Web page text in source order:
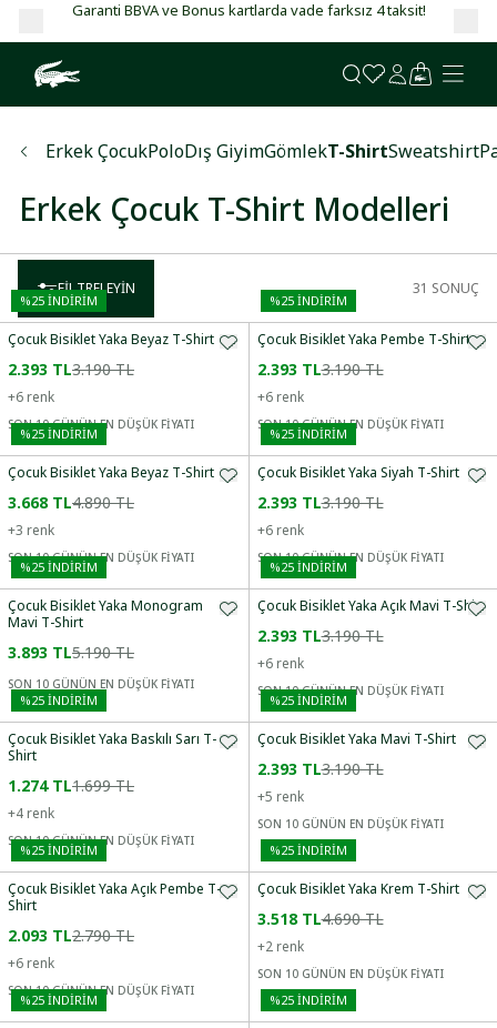
Garanti BBVA ve Bonus kartlarda vade farksız 4 taksit!
Erkek ÇocukPoloDış GiyimGömlekT-ShirtSweatshirt
Erkek Çocuk T-Shirt Modelleri
FILTRELEYIN 31 SONUÇ
%25 İNDİRİM
Çocuk Bisiklet Yaka Beyaz T-Shirt
2.393 TL3.190 TL
+6 renk
SON 10 GÜNÜN EN DÜŞÜK FİYATI
%25İNDİRİM
Çocuk Bisiklet Yaka Pembe T-Shirt
2.393 TL3.190 TL
+6 renk
SON 10 GÜNÜN EN DÜŞÜK FİYATI
%25 İNDİRİM
Çocuk Bisiklet Yaka Beyaz T-Shirt
3.668 TL4.890 TL
+3 renk
SON 10 GÜNÜN EN DÜŞÜK FİYATI
%25İNDİRİM
Çocuk Bisiklet Yaka Siyah T-Shirt
2.393 TL3.190 TL
+6 renk
SON 10 GÜNÜN EN DÜŞÜK FİYATI
%25 İNDİRİM
Çocuk Bisiklet Yaka Monogram
Mavi T-Shirt
3.893 TL5.190 TL
SON 10 GÜNÜN EN DÜŞÜK FİYATI
%25İNDİRİM
Çocuk Bisiklet Yaka Açık Mavi T-Shirt
2.393 TL3.190 TL
+6 renk
SON 10 GÜNÜN EN DÜŞÜK FİYATI
%25 İNDİRİM
Çocuk Bisiklet Yaka Baskılı Sarı T-
Shirt
1.274 TL1.699 TL
+4 renk
SON 10 GÜNÜN EN DÜŞÜK FİYATI
%25İNDİRİM
Çocuk Bisiklet Yaka Mavi T-Shirt
2.393 TL3.190 TL
+5 renk
SON 10 GÜNÜN EN DÜŞÜK FİYATI
%25 İNDİRİM
Çocuk Bisiklet Yaka Açık Pembe T-
Shirt
2.093 TL2.790 TL
+6 renk
SON 10 GÜNÜN EN DÜŞÜK FİYATI
%25İNDİRİM
Çocuk Bisiklet Yaka Krem T-Shirt
3.518 TL4.690 TL
+2 renk
SON 10 GÜNÜN EN DÜŞÜK FİYATI
%25 İNDİRİM %25İNDİRİM